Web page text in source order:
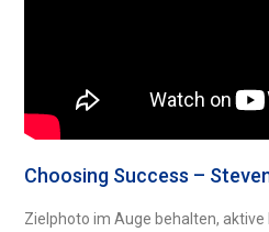
Choosing Success –
Zielphoto im Auge behalten,